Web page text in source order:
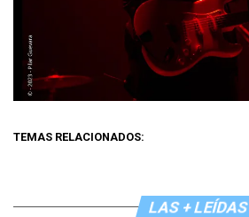
TEMAS RELACIONADOS:
LAS + LEÍDAS